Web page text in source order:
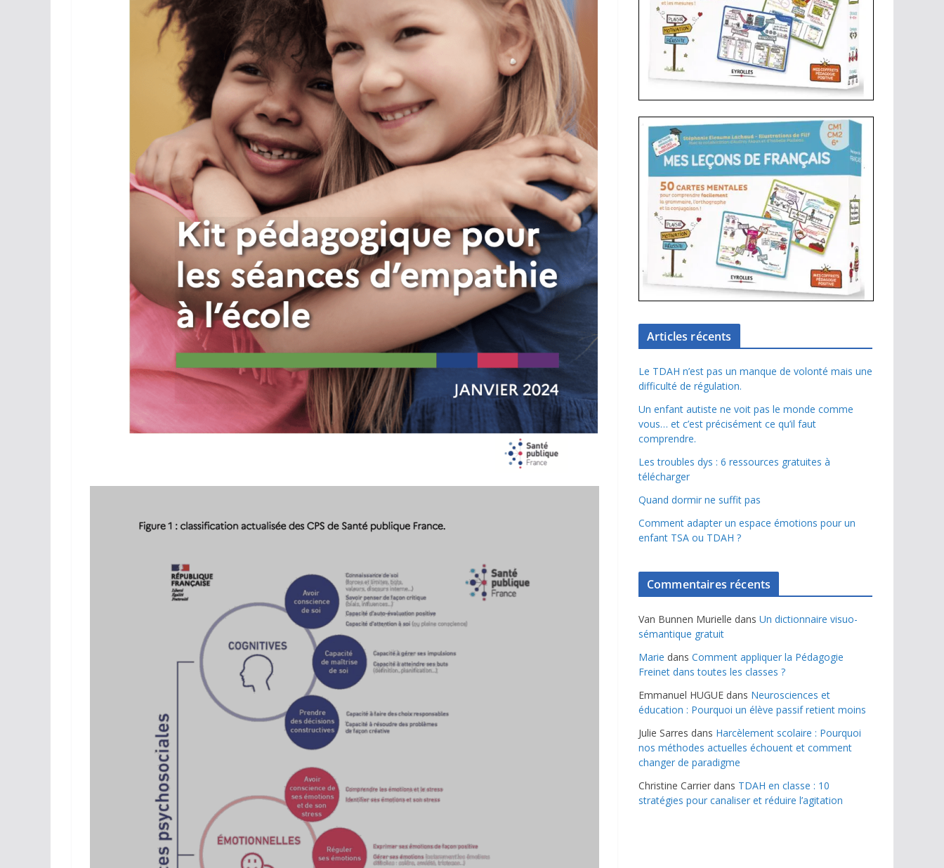
Articles récents
Le TDAH n’est pas un manque de volonté mais une
difficulté de régulation.
Un enfant autiste ne voit pas le monde comme
vous… et c’est précisément ce qu’il faut
comprendre.
Les troubles dys : 6 ressources gratuites à
télécharger
Quand dormir ne suffit pas
Comment adapter un espace émotions pour un
enfant TSA ou TDAH ?
Commentaires récents
Van Bunnen Murielle dans Un dictionnaire visuo-
sémantique gratuit
Marie dans Comment appliquer la Pédagogie
Freinet dans toutes les classes ?
Emmanuel HUGUE dans Neurosciences et
éducation : Pourquoi un élève passif retient moins
Julie Sarres dans Harcèlement scolaire : Pourquoi
nos méthodes actuelles échouent et comment
changer de paradigme
Christine Carrier dans TDAH en classe : 10
stratégies pour canaliser et réduire l’agitation